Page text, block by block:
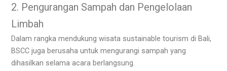
2. Pengurangan Sampah dan Pengelolaan
Limbah
Dalam rangka mendukung wisata sustainable tourism di Bali,
BSCC juga berusaha untuk mengurangi sampah yang
dihasilkan selama acara berlangsung.